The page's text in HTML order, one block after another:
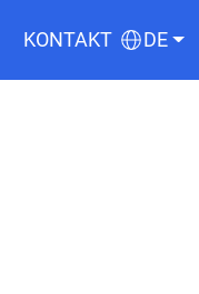
KONTAKT DE